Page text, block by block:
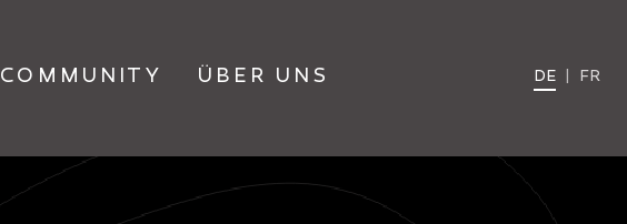
COMMUNITY ÜBER UNS DE FR